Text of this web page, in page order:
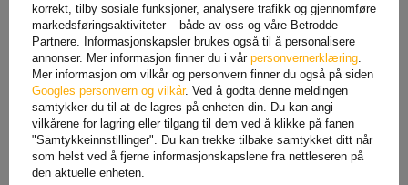
SMD LED Hane
varselblinklampe 186D
287,96 NOKnetto
Skaft sidelampe haneholder
rett for hullet
78,37 NOKnetto
SE OGSÅ
korrekt, tilby sosiale funksjoner, analysere trafikk og gjennomføre
markedsføringsaktiviteter – både av oss og våre Betrodde
Partnere. Informasjonskapsler brukes også til å personalisere
annonser. Mer informasjon finner du i vår personvernerklæring
Mer informasjon om vilkår og personvern finner du også på siden
Googles personvern og vilkår. Ved å godta denne meldingen
samtykker du til at de lagres på enheten din. Du kan angi
vilkårene for lagring eller tilgang til dem ved å klikke på fanen
"Samtykkeinnstillinger". Du kan trekke tilbake samtykket ditt når
som helst ved å fjerne informasjonskapslene fra nettleseren på
den aktuelle enheten.